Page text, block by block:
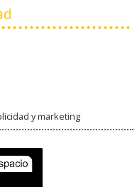
y marketing